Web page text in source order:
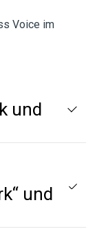
Voice im
und
und